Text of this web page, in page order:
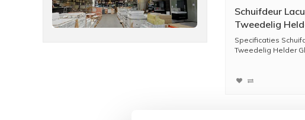
Schuifdeur
Tweedelig
cm Aluminium
Specificaties
Tweedelig Helder